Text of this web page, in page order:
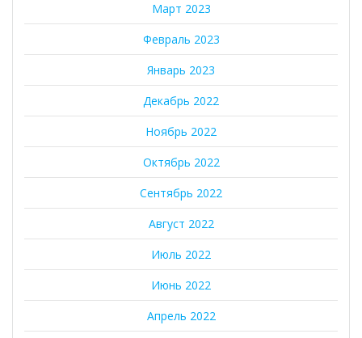
Март 2023
Февраль 2023
Январь 2023
Декабрь 2022
Ноябрь 2022
Октябрь 2022
Сентябрь 2022
Август 2022
Июль 2022
Июнь 2022
Апрель 2022